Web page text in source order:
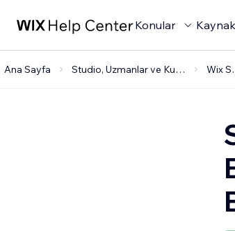
Konular
Ana Sayfa Studio, Uzmanlar ve Kurumsallar